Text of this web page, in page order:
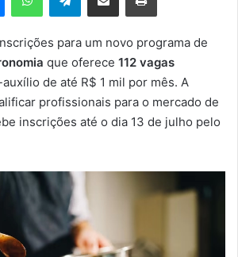
m
e
-
m
a
para um novo programa de
que oferece 112 vagas
de até R$ 1 mil por mês. A
profissionais para o mercado de
inscrições até o dia 13 de julho pelo